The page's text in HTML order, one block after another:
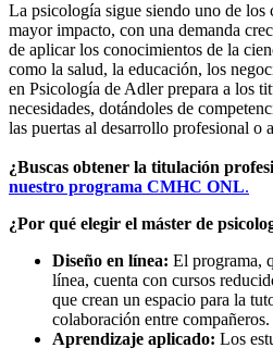
La psicología sigue siendo uno de los
mayor impacto, con una demanda
de aplicar los conocimientos de la
como la salud, la educación, los
en Psicología de Adler prepara a los
necesidades, dotándoles de
las puertas al desarrollo profesional o
¿Buscas obtener la titulación
nuestro programa CMHC ONL.
¿Por qué elegir el máster de
Diseño en línea: El programa,
línea, cuenta con cursos
que crean un espacio para la
colaboración entre compañeros.
Aprendizaje aplicado: Los